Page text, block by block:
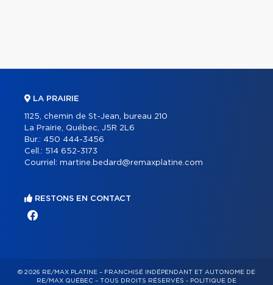
LA PRAIRIE
1125, chemin de St-Jean, bureau 210
La Prairie, Québec, J5R 2L6
Bur.: 450 444-3456
Cell.: 514 652-3173
Courriel: martine.bedard@remaxplatine.com
RESTONS EN CONTACT
© 2026 RE/MAX PLATINE – FRANCHISÉ INDÉPENDANT ET AUTONOME DE
RE/MAX QUÉBEC – TOUS DROITS RÉSERVÉS - POLITIQUE DE